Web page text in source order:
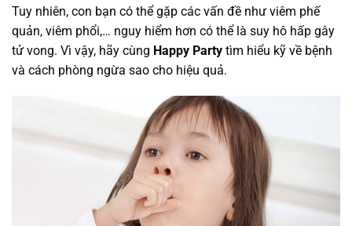
Tuy nhiên, con bạn có thể gặp các vấn đề như viêm phế
quản, viêm phổi,… nguy hiểm hơn có thể là suy hô hấp gây
tử vong. Vì vậy, hãy cùng Happy Party tìm hiểu kỹ về bệnh
và cách phòng ngừa sao cho hiệu quả.